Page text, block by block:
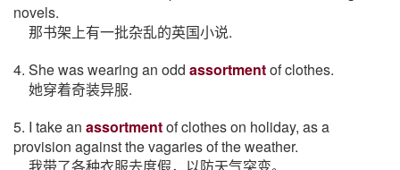
novels.
那书架上有一批杂乱的英国小说.
4. She was wearing an odd assortmentof clothes.
她穿着奇装异服.
5. I take an assortmentof clothes on holiday, as a
provision against the vagaries of the weather.